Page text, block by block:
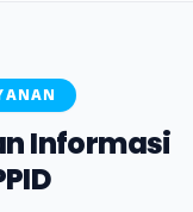
Informasi